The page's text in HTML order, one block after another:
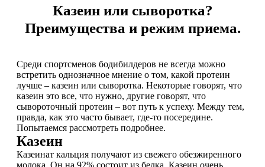
Селен
Здоровье и красота
НАЗАД
Мужское здоровье
SNT
Sportinia
Trace Minerals
USN
Казеин или сыворотка?
Преимущества и режим приема.
Среди спортсменов бодибилдеров не всегда можно
встретить однозначное мнение о том, какой протеин
лучше – казеин или сыворотка. Некоторые говорят, что
казеин это все, что нужно, другие говорят, что
сывороточный протеин – вот путь к успеху. Между тем,
правда, как это часто бывает, где-то посередине.
Попытаемся рассмотреть подробнее.
Казеин
Казеинат кальция получают из свежего обезжиренного
молока. Он на 92% состоит из белка. Казеин очень,